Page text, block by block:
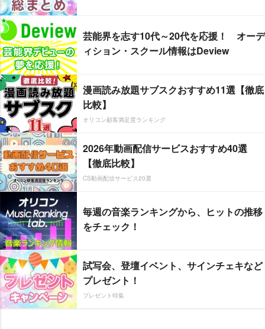
芸能界を志す10代～20代を応援！ オーデ
ィション・スクール情報はDeview
漫画読み放題サブスクおすすめ11選【徹底
比較】
オリコン顧客満足度ランキング
2026年動画配信サービスおすすめ40選
【徹底比較】
CS動画配信サービス20選
毎週の音楽ランキングから、ヒットの推移
をチェック！
試写会、登壇イベント、サインチェキなど
プレゼント！
プレゼント特集